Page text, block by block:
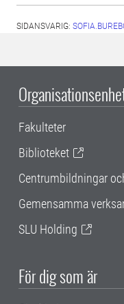
SIDANSVARIG:
Fakulteter
Biblioteket
Centrumbildningar
Gemensamma
SLU Holding
För dig som är